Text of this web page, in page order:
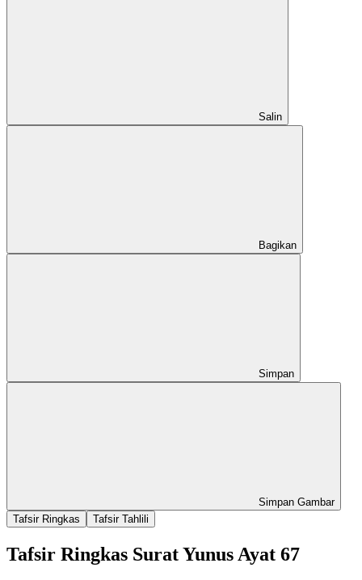
Salin
Bagikan
Simpan
Simpan Gambar
Tafsir Ringkas
Tafsir Tahlili
Tafsir Ringkas Surat Yunus Ayat 67